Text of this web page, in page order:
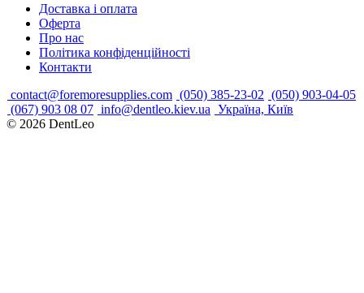
Доставка і оплата
Оферта
Про нас
Політика конфіденційності
Контакти
contact@foremoresupplies.com (050) 385-23-02 (050) 903-04-05
(067) 903 08 07 info@dentleo.kiev.ua Україна, Київ
© 2026 DentLeo